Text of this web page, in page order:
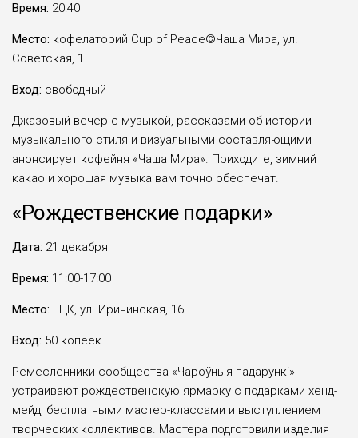
Время: 20:40
Место: кофелаторий Cup of Peace©Чаша Мира, ул.
Советская, 1
Вход: свободный
Джазовый вечер с музыкой, рассказами об истории
музыкального стиля и визуальными составляющими
анонсирует кофейня «Чаша Мира». Приходите, зимний
какао и хорошая музыка вам точно обеспечат.
«Рождественские подарки»
Дата: 21 декабря
Время: 11:00-17:00
Место: ГЦК, ул. Ирининская, 16
Вход: 50 копеек
Ремесленники сообщества «Чароўныя падарункі»
устраивают рождественскую ярмарку с подарками хенд-
мейд, бесплатными мастер-классами и выступлением
творческих коллективов. Мастера подготовили изделия